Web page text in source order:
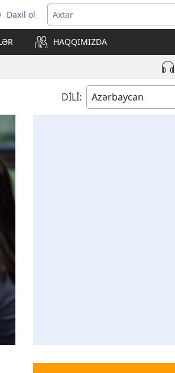
Daxil ol
(yeni
pəncərə
açılır)
HAQQIMIZDA
DİLİ: